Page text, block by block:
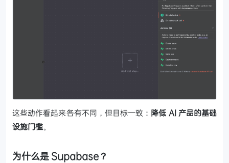
这些动作看起来各有不同，但目标一致： 降低 AI 产品的基础
设施门槛。
为什么是 Supabase？